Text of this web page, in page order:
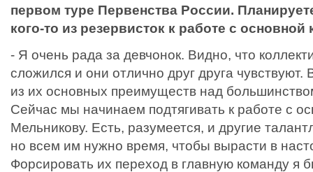
первом туре Первенства России.
кого-то из резервисток к работе с
- Я очень рада за девчонок. Видно, что
сложился и они отлично друг друга чувствуют.
из их основных преимуществ над
Сейчас мы начинаем подтягивать к работе с
Мельникову. Есть, разумеется, и другие
но всем им нужно время, чтобы вырасти в
Форсировать их переход в главную команду я